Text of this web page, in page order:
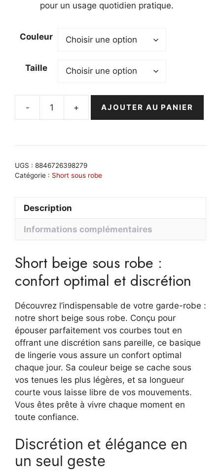
pour un usage quotidien pratique.
Couleur
Taille
-
quantité
robe
discrétion
taille
haute
+ AJOUTER AU PANIER
UGS : 8846726398279
Catégorie : Short sous robe
Description
Informations complémentaires
Short beige sous robe :
confort optimal et discrétion
Découvrez l’indispensable de votre garde-robe :
notre short beige sous robe. Conçu pour
épouser parfaitement vos courbes tout en
offrant une discrétion sans pareille, ce basique
de lingerie vous assure un confort optimal
chaque jour. Sa couleur beige se cache sous
vos tenues les plus légères, et sa longueur
courte vous laisse libre de vos mouvements.
Vous êtes prête à vivre chaque moment en
toute confiance.
Discrétion et élégance en
un seul geste